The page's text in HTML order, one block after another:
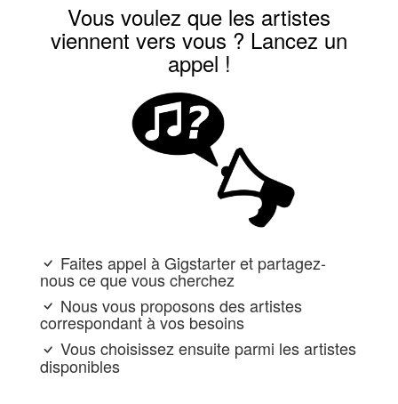
Vous voulez que les artistes
viennent vers vous ? Lancez un
appel !
Faites appel à Gigstarter et partagez-
nous ce que vous cherchez
Nous vous proposons des artistes
correspondant à vos besoins
Vous choisissez ensuite parmi les artistes
disponibles